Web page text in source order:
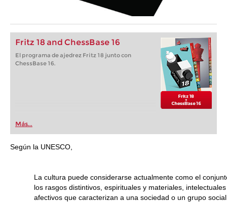
Fritz 18 and ChessBase 16
El programa de ajedrez Fritz 18 junto con
ChessBase 16.
Más...
Según la UNESCO,
La cultura puede considerarse actualmente como el
los rasgos distintivos, espirituales y materiales,
afectivos que caracterizan a una sociedad o un grupo